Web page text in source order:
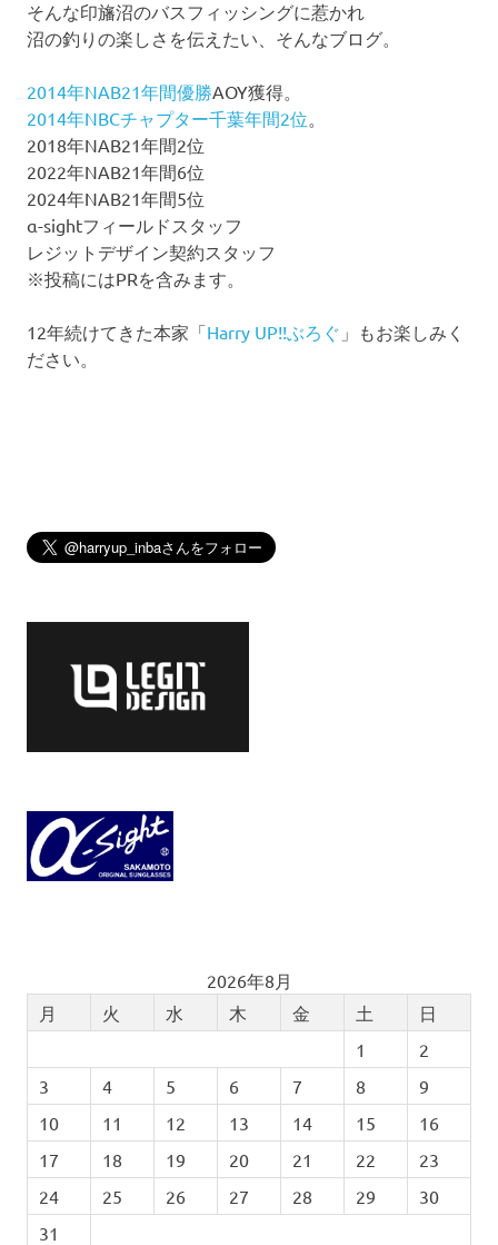
そんな印旛沼のバスフィッシングに惹かれ
沼の釣りの楽しさを伝えたい、そんなブログ。
2014年NAB21年間優勝AOY獲得。
2014年NBCチャプター千葉年間2位。
2018年NAB21年間2位
2022年NAB21年間6位
2024年NAB21年間5位
α-sightフィールドスタッフ
レジットデザイン契約スタッフ
※投稿にはPRを含みます。
12年続けてきた本家「Harry UP!!ぶろぐ 」もお楽しみく
ださい。
2026年8月
月
火 水 木 金 土
日
1
2
3
4 5 6 7 8
9
10
11 12 13 14 15
16
17
18 19 20 21 22
23
24
25 26 27 28 29
30
31